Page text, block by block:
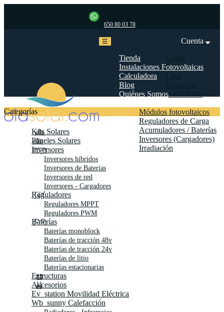
650 80 03 78
Cuenta
Mi cuenta
Ir al Carrito
Navegación
palanca
☰
Tienda
Instalaciones Fotovoltaicas
Calculadora
Blog
Quiénes Somos
Módulos fotovoltaicos
Reguladores de Carga
Acumuladores / Baterías
Inversores (Cargadores)
Irradiación
Categorías
Kits Solares
Paneles Solares
Inversores
Inversores híbridos
Inversores de Baterías
Inversores de red
Inversores - Cargadores
Reguladores
Reguladores MPPT
Reguladores PWM
Baterías
Baterías monoblock
Baterías de tracción 48v
Baterías de tracción 24v
Baterías de litio
Baterías estacionarias
Estructuras
Accesorios
Ev_station Movilidad Eléctrica
Wb_sunny Calefacción